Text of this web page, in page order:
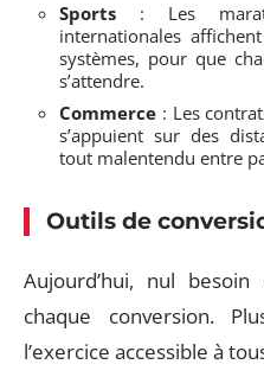
Sports : Les
internationales
systèmes, pour que
s’attendre.
Commerce : Les
s’appuient sur des
tout malentendu entre
Outils de
Aujourd’hui, nul
chaque conversion.
l’exercice accessible à